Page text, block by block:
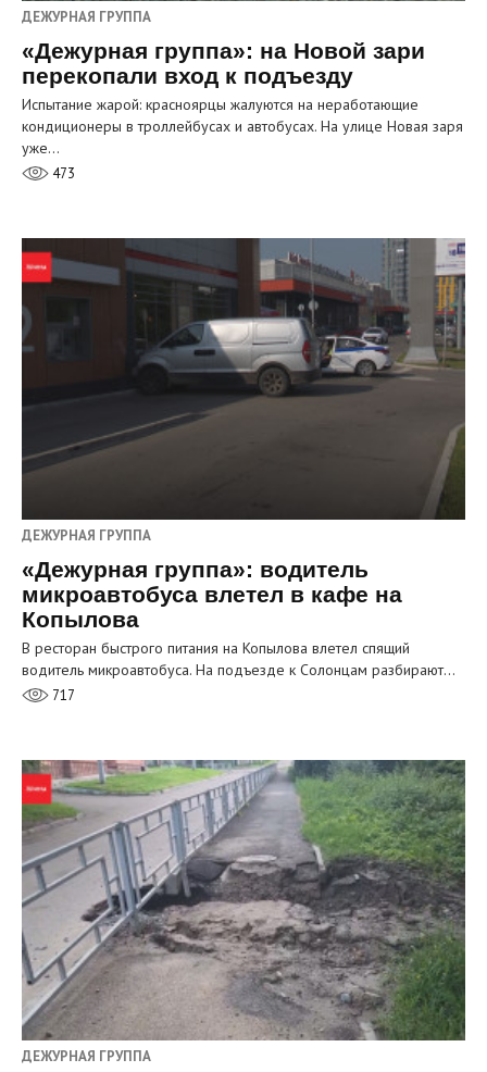
ДЕЖУРНАЯ ГРУППА
«Дежурная группа»: на Новой зари
перекопали вход к подъезду
Испытание жарой: красноярцы жалуются на неработающие
кондиционеры в троллейбусах и автобусах. На улице Новая заря
уже…
473
ДЕЖУРНАЯ ГРУППА
«Дежурная группа»: водитель
микроавтобуса влетел в кафе на
Копылова
В ресторан быстрого питания на Копылова влетел спящий
водитель микроавтобуса. На подъезде к Солонцам разбирают…
717
ДЕЖУРНАЯ ГРУППА